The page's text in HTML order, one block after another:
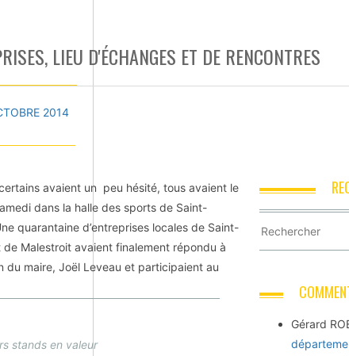
LIEU D'ÉCHANGES ET DE RENCONTRES
2014
stands en valeur
avaient un peu hésité, tous avaient le
dans la halle des sports de Saint-
quarantaine d’entreprises locales de Saint-
de Malestroit avaient finalement répondu à
du maire, Joël Leveau et participaient au
Gérard